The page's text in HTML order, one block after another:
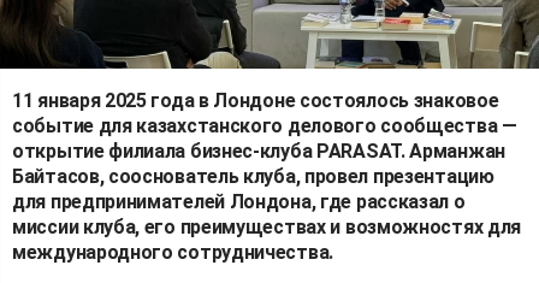
11 января 2025 года в Лондоне состоялось знаковое
событие для казахстанского делового сообщества —
открытие филиала бизнес-клуба PARASAT. Арманжан
Байтасов, сооснователь клуба, провел презентацию
для предпринимателей Лондона, где рассказал о
миссии клуба, его преимуществах и возможностях для
международного сотрудничества.